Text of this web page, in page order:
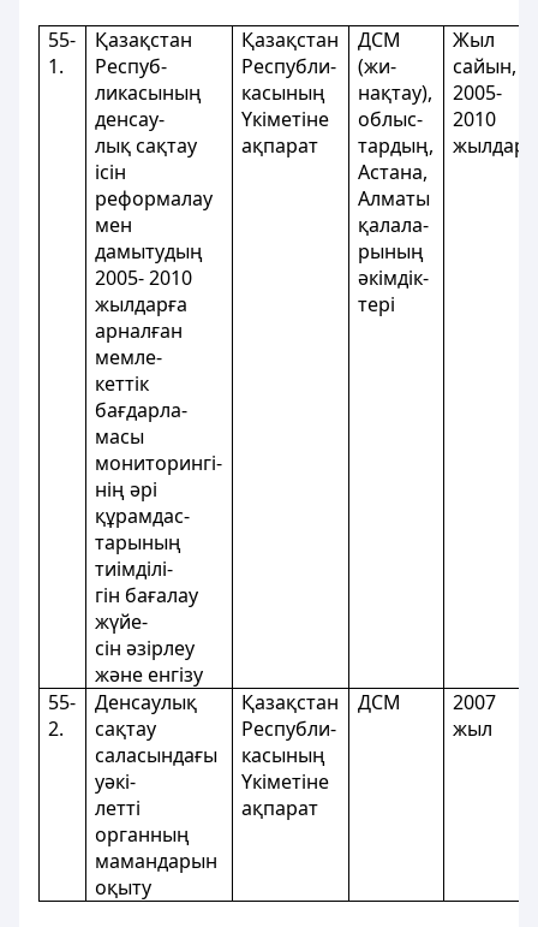
55-
1.
Қазақстан
Респуб-
ликасының
денсау-
лық сақтау
ісін
реформалау
мен
дамытудың
2005- 2010
жылдарға
арналған
мемле-
кеттік
бағдарла-
масы
мониторингі-
нің әрі
құрамдас-
тарының
тиімділі-
гін бағалау
жүйе-
сін әзірлеу
және енгізу
Қазақстан
Республи-
касының
Үкіметіне
ақпарат
ДСМ
(жи-
нақтау),
облыс-
тардың,
Астана,
Алматы
қалала-
рының
әкімдік-
тері
Жыл
сайын,
2005-
2010
жылдар
55-
2.
Денсаулық
сақтау
саласындағы
уәкі-
летті
органның
мамандарын
оқыту
Қазақстан
Республи-
касының
Үкіметіне
ақпарат
ДСМ
2007
жыл